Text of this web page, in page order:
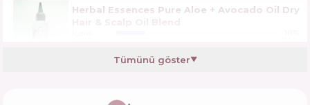
Herbal Essences Pure Aloe + Avocado Oil Dry
L'Oreal Paris Elvive Extra Oil
Tümünü göster▼